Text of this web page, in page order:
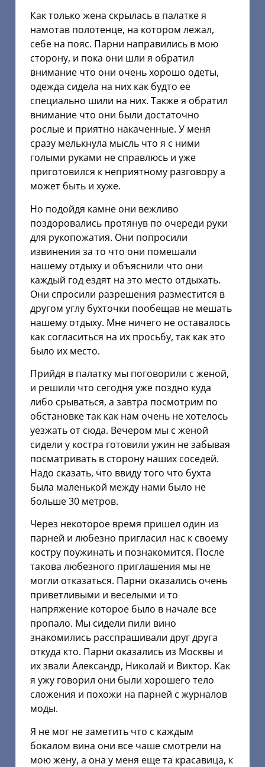
Как только жена скрылась в палатке я
намотав полотенце, на котором лежал,
себе на пояс. Парни направились в мою
сторону, и пока они шли я обратил
внимание что они очень хорошо одеты,
одежда сидела на них как будто ее
специально шили на них. Также я обратил
внимание что они были достаточно
рослые и приятно накаченные. У меня
сразу мелькнула мысль что я с ними
голыми руками не справлюсь и уже
приготовился к неприятному разговору а
может быть и хуже.
Но подойдя камне они вежливо
поздоровались протянув по очереди руки
для рукопожатия. Они попросили
извинения за то что они помешали
нашему отдыху и объяснили что они
каждый год ездят на это место отдыхать.
Они спросили разрешения разместится в
другом углу бухточки пообещав не мешать
нашему отдыху. Мне ничего не оставалось
как согласиться на их просьбу, так как это
было их место.
Прийдя в палатку мы поговорили с женой,
и решили что сегодня уже поздно куда
либо срываться, а завтра посмотрим по
обстановке так как нам очень не хотелось
уезжать от сюда. Вечером мы с женой
сидели у костра готовили ужин не забывая
посматривать в сторону наших соседей.
Надо сказать, что ввиду того что бухта
была маленькой между нами было не
больше 30 метров.
Через некоторое время пришел один из
парней и любезно пригласил нас к своему
костру поужинать и познакомится. После
такова любезного приглашения мы не
могли отказаться. Парни оказались очень
приветливыми и веселыми и то
напряжение которое было в начале все
пропало. Мы сидели пили вино
знакомились расспрашивали друг друга
откуда кто. Парни оказались из Москвы и
их звали Александр, Николай и Виктор. Как
я ужу говорил они были хорошего тело
сложения и похожи на парней с журналов
моды.
Я не мог не заметить что с каждым
бокалом вина они все чаше смотрели на
мою жену, а она у меня еще та красавица, к